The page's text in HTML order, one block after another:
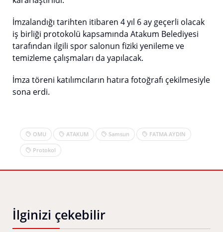
İmzalandığı tarihten itibaren 4 yıl 6 ay geçerli olacak
iş birliği protokolü kapsamında Atakum Belediyesi
tarafından ilgili spor salonun fiziki yenileme ve
temizleme çalışmaları da yapılacak.
İmza töreni katılımcıların hatıra fotoğrafı çekilmesiyle
sona erdi.
OMU ATAKUM Samsun FATMA AYDIN
Protokol
İlginizi çekebilir